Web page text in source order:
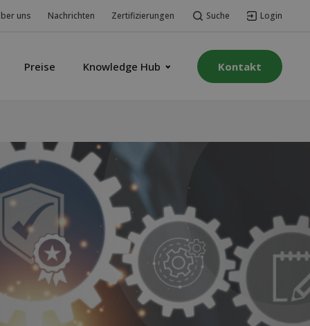
uns Nachrichten Zertifizierungen Suche Login
Preise Knowledge Hub Kontakt